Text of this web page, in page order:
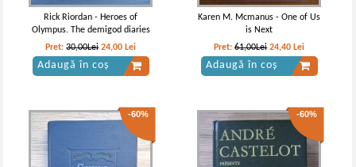
Rick Riordan - Heroes of
Olympus. The demigod diaries
Pret:30,00Lei 24,00 Lei
Adaugă în coș
Karen M. Mcmanus - One of Us
is Next
Pret:61,00Lei 24,40 Lei
Adaugă în coș
-60% -60%